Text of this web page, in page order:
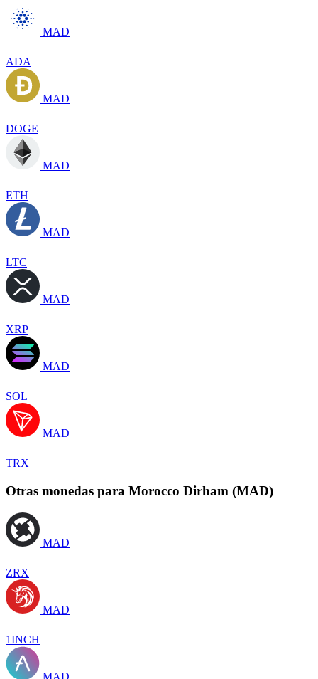
MAD
ADA
MAD
DOGE
MAD
ETH
MAD
LTC
MAD
XRP
MAD
SOL
MAD
TRX
Otras monedas para Morocco Dirham (MAD)
MAD
ZRX
MAD
1INCH
MAD